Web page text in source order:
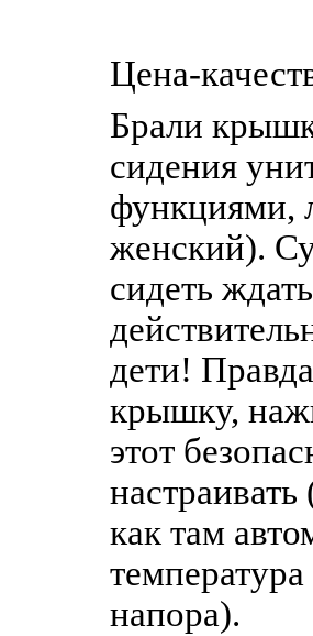
Цена-
Брали
сидения
функциями,
женский).
сидеть
дети!
крышку,
этот
как там
напора).